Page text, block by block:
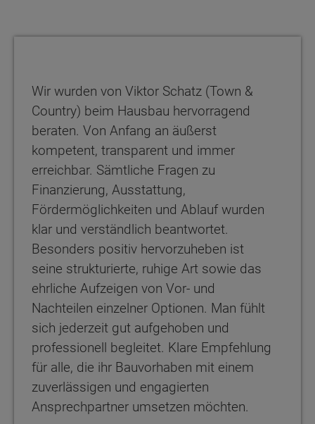
Wir wurden von Viktor Schatz (Town &
Country) beim Hausbau hervorragend
beraten. Von Anfang an äußerst
kompetent, transparent und immer
erreichbar. Sämtliche Fragen zu
Finanzierung, Ausstattung,
Fördermöglichkeiten und Ablauf wurden
klar und verständlich beantwortet.
Besonders positiv hervorzuheben ist
seine strukturierte, ruhige Art sowie das
ehrliche Aufzeigen von Vor- und
Nachteilen einzelner Optionen. Man fühlt
sich jederzeit gut aufgehoben und
professionell begleitet. Klare Empfehlung
für alle, die ihr Bauvorhaben mit einem
zuverlässigen und engagierten
Ansprechpartner umsetzen möchten.